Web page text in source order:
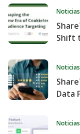
Noticias
Shift
Noticias
Data
Noticias